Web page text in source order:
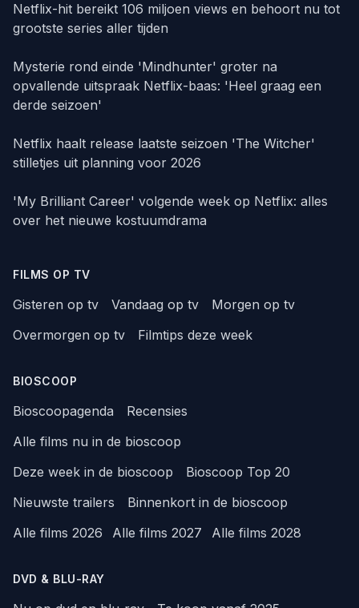
Netflix-hit bereikt 106 miljoen views en behoort nu tot
grootste series aller tijden
Mysterie rond einde 'Mindhunter' groter na
opvallende uitspraak Netflix-baas: 'Heel graag een
derde seizoen'
Netflix haalt release laatste seizoen 'The Witcher'
stilletjes uit planning voor 2026
'My Brilliant Career' volgende week op Netflix: alles
over het nieuwe kostuumdrama
FILMS OP TV
Gisteren op tv Vandaag op tv
Morgen op tv
Overmorgen op tv
Filmtips deze week
BIOSCOOP
Bioscoopagenda
Recensies
Alle films nu in de bioscoop
Deze week in de bioscoop
Bioscoop Top 20
Nieuwste trailers
Binnenkort in de bioscoop
Alle films 2026
Alle films 2027 Alle films 2028
DVD & BLU-RAY